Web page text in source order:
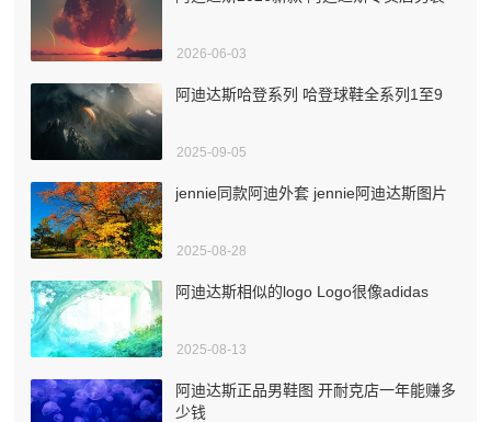
2026-06-03
阿迪达斯哈登系列 哈登球鞋全系列1至9
2025-09-05
jennie同款阿迪外套 jennie阿迪达斯图片
2025-08-28
阿迪达斯相似的logo Logo很像adidas
2025-08-13
阿迪达斯正品男鞋图 开耐克店一年能赚多
少钱